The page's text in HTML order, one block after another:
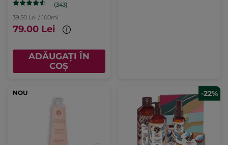
(343)
39.50 Lei / 100ml
79.00 Lei
ADĂUGAȚI ÎN
COȘ
NOU -22%